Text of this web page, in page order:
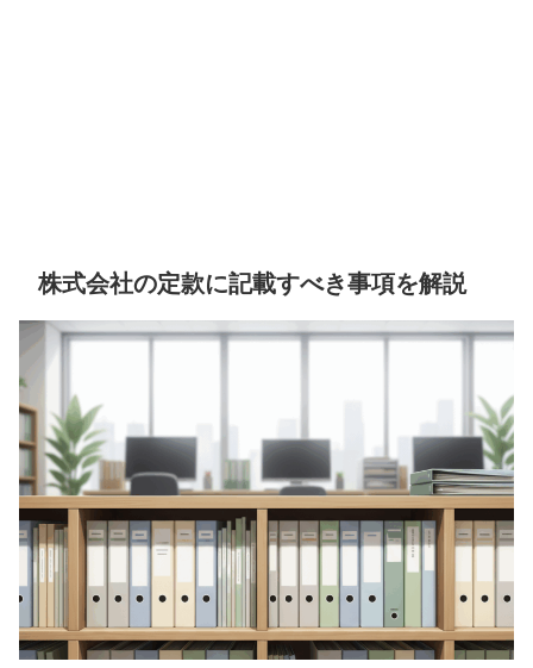
株式会社の定款に記載すべき事項を解説